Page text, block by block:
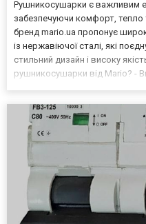
Рушникосушарки є важливим
забезпечуючи комфорт, тепло
бренд mario.ua пропонує
із нержавіючої сталі, які
стильний дизайн і високу
рушникосушарки від Mario? -